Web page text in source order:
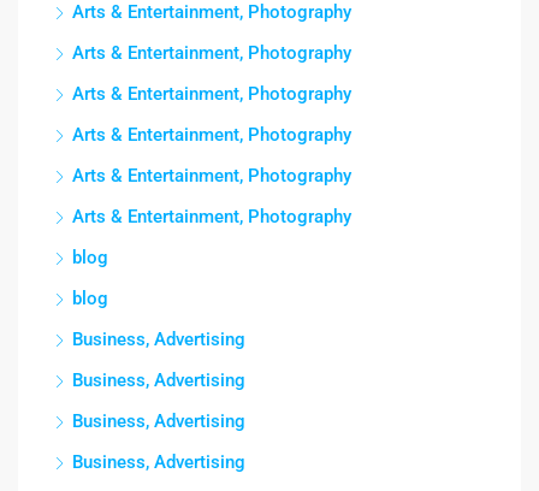
Arts & Entertainment, Photography
Arts & Entertainment, Photography
Arts & Entertainment, Photography
Arts & Entertainment, Photography
Arts & Entertainment, Photography
Arts & Entertainment, Photography
blog
blog
Business, Advertising
Business, Advertising
Business, Advertising
Business, Advertising